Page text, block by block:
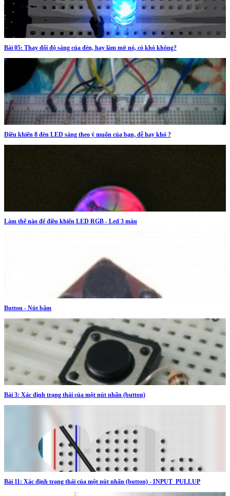
Bài 05: Thay đổi độ sáng của đèn, hay làm mờ nó, có khó không?
Điều khiển 8 đèn LED sáng theo ý muốn của bạn, dễ hay khó ?
Làm thế nào để điều khiển LED RGB - Led 3 màu
Button - Nút bấm
Bài 3: Xác định trạng thái của một nút nhấn (button)
Bài 11: Xác định trạng thái của một nút nhấn (button) - INPUT_PULLUP